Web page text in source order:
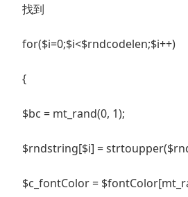
找到
for($i=0;$i<$rndcodelen;$i++)
{
$bc = mt_rand(0, 1);
$rndstring[$i] =
$c_fontColor =